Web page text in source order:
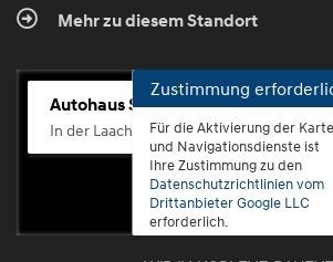
Mehr zu diesem Standort
Autohaus Scherhag
In der Laach 76, 56072 Koblenz-Güls
Zustimmung
Für die Aktivierung der
und Navigationsdienste ist
Ihre Zustimmung zu den
Datenschutzrichtlinien vom
Drittanbieter Google LLC
erforderlich.